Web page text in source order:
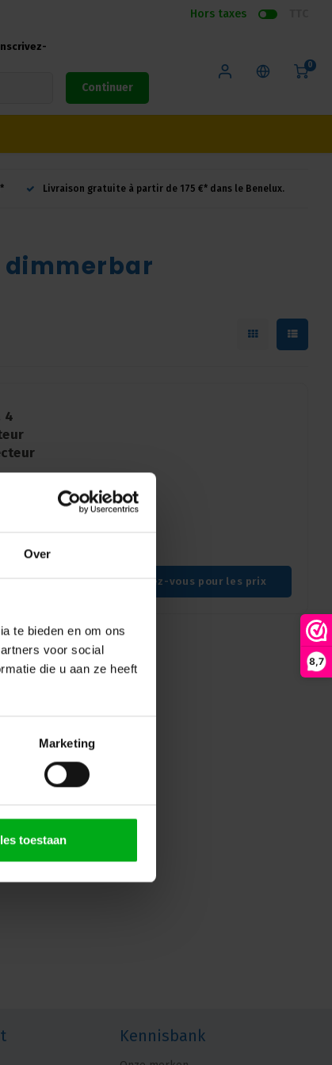
Over
te bieden en om ons
voor social
die u aan ze heeft
Marketing
toestaan
8,7
Hors taxes
Continuer
0
Livraison gratuite à partir de 175 €* dans le Benelux.
dimmerbar
4
DMX sans
Connectez-vous pour les prix
Kennisbank